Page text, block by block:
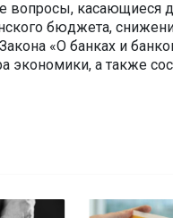
касающиеся
бюджета,
«О банках и
экономики, а также